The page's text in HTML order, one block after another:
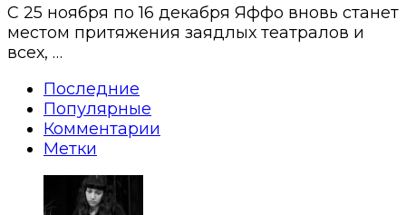
С 25 ноября по 16 декабря Яффо вновь станет
местом притяжения заядлых театралов и
всех, …
Последние
Популярные
Комментарии
Метки